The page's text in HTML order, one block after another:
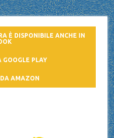
È DISPONIBILE ANCHE IN
GOOGLE PLAY
AMAZON